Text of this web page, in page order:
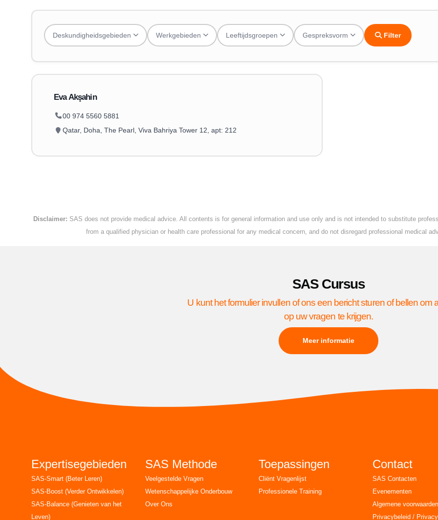
Deskundigheidsgebieden Werkgebieden Leeftijdsgroepen Gespreksvorm Filter
Eva Akşahin
00 974 5560 5881
Qatar, Doha, The Pearl, Viva Bahriya Tower 12, apt: 212
Disclaimer: SAS does not provide medical advice. All contents is for general information and use only and is not intended to substitute
from a qualified physician or health care professional for any medical concern, and do not disregard professional medical
SAS Cursus
U kunt het formulier invullen of ons een bericht sturen of bellen om
op uw vragen te krijgen.
Meer informatie
Expertisegebieden
SAS-Smart (Beter Leren)
SAS-Boost (Verder Ontwikkelen)
SAS-Balance (Genieten van het
Leven)
SAS Methode
Veelgestelde Vragen
Wetenschappelijke Onderbouw
Over Ons
Toepassingen
Cliënt Vragenlijst
Professionele Training
Contact
SAS Contacten
Evenementen
Algemene voorwaarden
Privacybeleid / Privacy